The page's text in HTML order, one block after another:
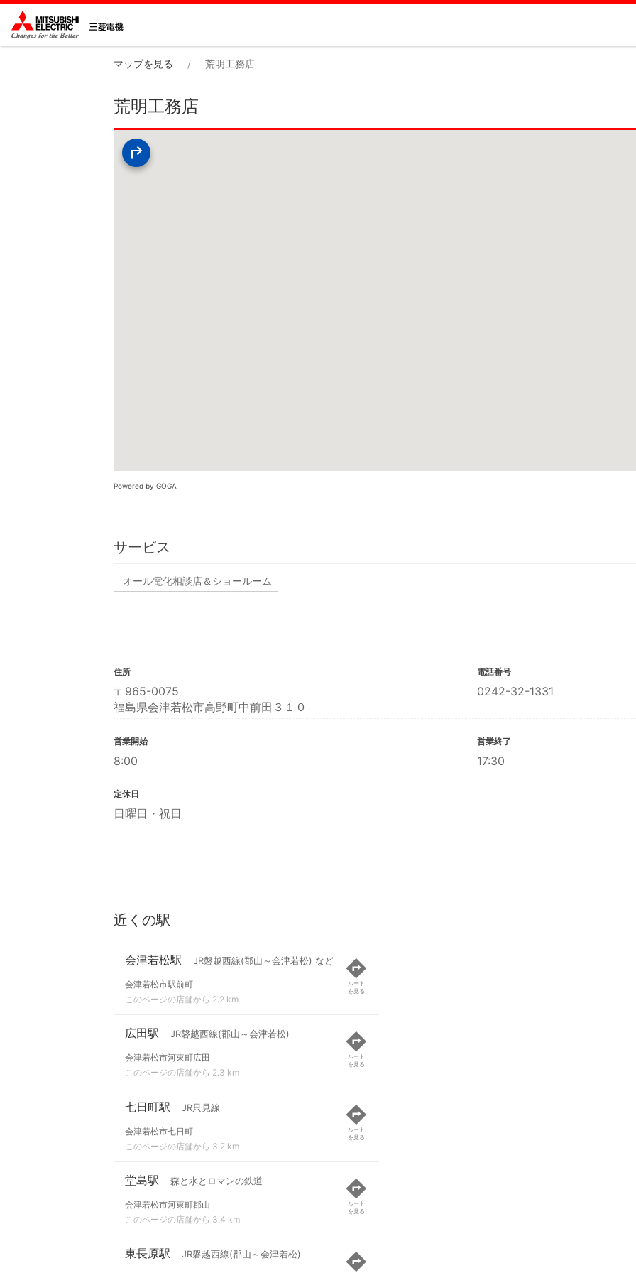
マップを見る 荒明工務店
荒明工務店
Powered by GOGA
サービス
オール電化相談店＆ショールーム
住所
〒965-0075
福島県会津若松市高野町中前田３１０
電話番号
0242-32-1331
営業開始
8:00
営業終了
17:30
定休日
日曜日・祝日
近くの駅
会津若松駅 JR磐越西線(郡山～会津若松) など
会津若松市駅前町
このページの店舗から 2.2 km
ルート
を見る
広田駅 JR磐越西線(郡山～会津若松)
会津若松市河東町広田
このページの店舗から 2.3 km
ルート
を見る
七日町駅 JR只見線
会津若松市七日町
このページの店舗から 3.2 km
ルート
を見る
堂島駅 森と水とロマンの鉄道
会津若松市河東町郡山
このページの店舗から 3.4 km
ルート
を見る
東長原駅 JR磐越西線(郡山～会津若松)